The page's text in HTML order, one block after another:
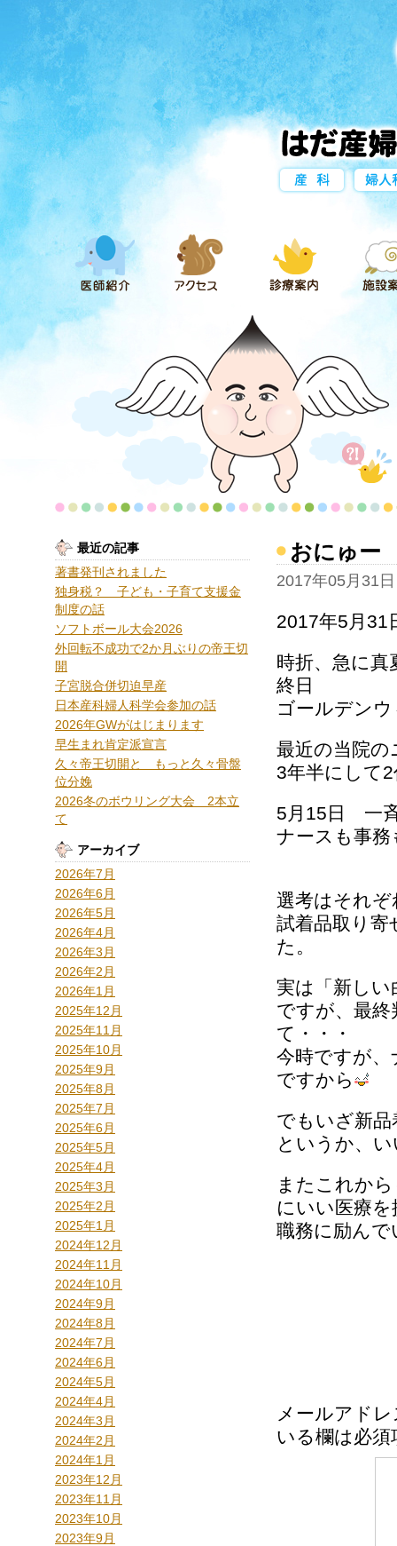
最近の記事
著書発刊されました
独身税？ 子ども・子育て支援金
制度の話
ソフトボール大会2026
外回転不成功で2か月ぶりの帝王切
開
子宮脱合併切迫早産
日本産科婦人科学会参加の話
2026年GWがはじまります
早生まれ肯定派宣言
久々帝王切開と もっと久々骨盤
位分娩
2026冬のボウリング大会 2本立
て
アーカイブ
2026年7月
2026年6月
2026年5月
2026年4月
2026年3月
2026年2月
2026年1月
2025年12月
2025年11月
2025年10月
2025年9月
2025年8月
2025年7月
2025年6月
2025年5月
2025年4月
2025年3月
2025年2月
2025年1月
2024年12月
2024年11月
2024年10月
2024年9月
2024年8月
2024年7月
2024年6月
2024年5月
2024年4月
2024年3月
2024年2月
2024年1月
2023年12月
2023年11月
2023年10月
2023年9月
おにゅー
2017年05月31
2017年5月
時折、急に真
終日
ゴールデン
最近の当院の
3年半にして
5月15日 一
ナースも事務
選考はそれ
試着品取り寄
た。
実は「新し
ですが、最
て・・・
今時ですが
ですから
でもいざ新
というか、
またこれか
にいい医療
職務に励ん
メールアド
いる欄は必須